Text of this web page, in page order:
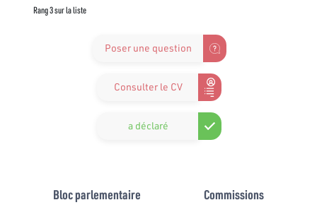
Rang 3 sur la liste
Poser une question
Consulter le CV
a déclaré
Bloc parlementaire Commissions